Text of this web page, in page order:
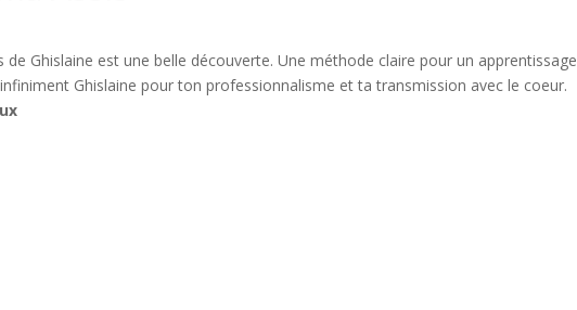
Ghislaine est une belle découverte. Une méthode claire pour un apprentissage
Ghislaine pour ton professionnalisme et ta transmission avec le coeur.